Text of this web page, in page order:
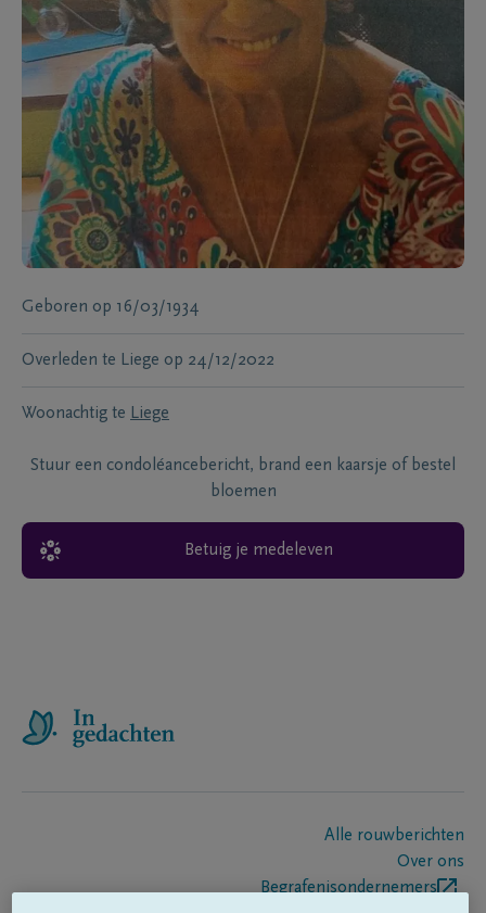
Geboren op 16/03/1934
Overleden te Liege op 24/12/2022
Woonachtig te Liege
Stuur een condoléancebericht, brand een kaarsje of bestel
bloemen
Betuig je medeleven
Alle rouwberichten
Over ons
Begrafenisondernemers